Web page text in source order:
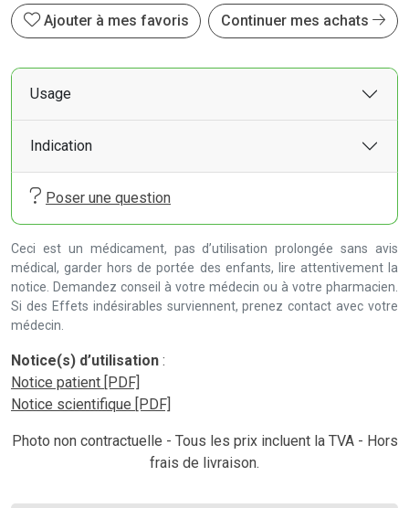
Ajouter à mes favoris Continuer mes achats
Usage
Indication
Poser une question
Ceci est un médicament, pas d’utilisation prolongée sans avis
médical, garder hors de portée des enfants, lire attentivement la
notice. Demandez conseil à votre médecin ou à votre pharmacien.
Si des Effets indésirables surviennent, prenez contact avec votre
médecin.
Notice(s) d’utilisation :
Notice patient [PDF]
Notice scientifique [PDF]
Photo non contractuelle - Tous les prix incluent la TVA - Hors
frais de livraison.